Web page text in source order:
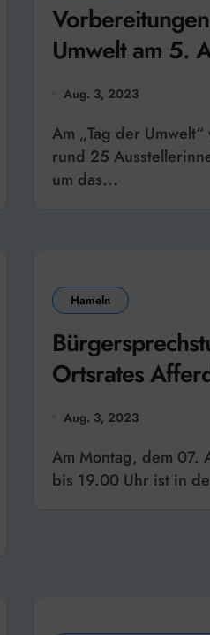
Umwelt am 5.
auf Hochtouren
Aug. 3, 2023
Am „Tag der Umwelt“ werden am Samstag
rund 25
um das...
Hameln
Ortsrates
August –
Aug. 3, 2023
Am Montag, dem 07. August von 17.00 Uhr
bis 19.00 Uhr ist in